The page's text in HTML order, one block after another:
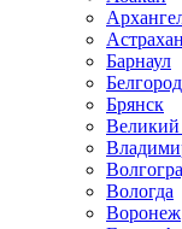
Барнаул
Белгород
Брянск
Вологда
Воронеж